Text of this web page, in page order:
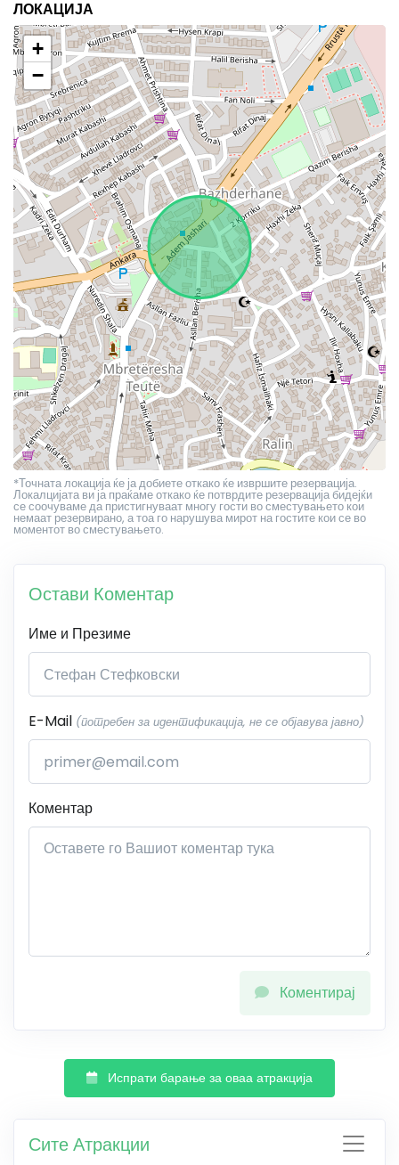
ЛОКАЦИЈА
+
−
*Точната локација ќе ја добиете откако ќе извршите резервација.
Локалцијата ви ја праќаме откако ќе потврдите резервација бидејќи
се соочуваме да пристигнуваат многу гости во сместувањето кои
немаат резервирано, а тоа го нарушува мирот на гостите кои се во
моментот во сместувањето.
Остави Коментар
Име и Презиме
E-Mail (потребен за идентификација, не се објавува јавно)
Коментар
Коментирај
Испрати барање за оваа атракција
Сите Атракции